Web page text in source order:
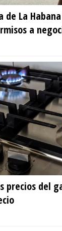
de La
a
precios del